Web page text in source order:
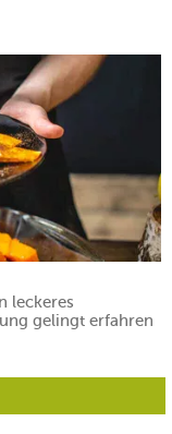
leckeres
gelingt erfahren